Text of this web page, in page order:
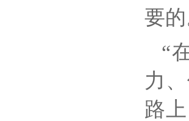
要
“
力
路